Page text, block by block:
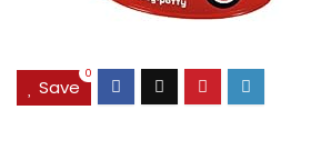
Save
0